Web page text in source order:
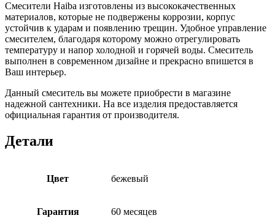
Смесители Haiba изготовлены из высококачественных
материалов, которые не подвержены коррозии, корпус
устойчив к ударам и появлению трещин. Удобное управление
смесителем, благодаря которому можно отрегулировать
температуру и напор холодной и горячей воды. Смеситель
выполнен в современном дизайне и прекрасно впишется в
Ваш интерьер.
Данный смеситель вы можете приобрести в магазине
надежной сантехники. На все изделия предоставляется
официальная гарантия от производителя.
Детали
Цвет бежевый
Гарантия 60 месяцев